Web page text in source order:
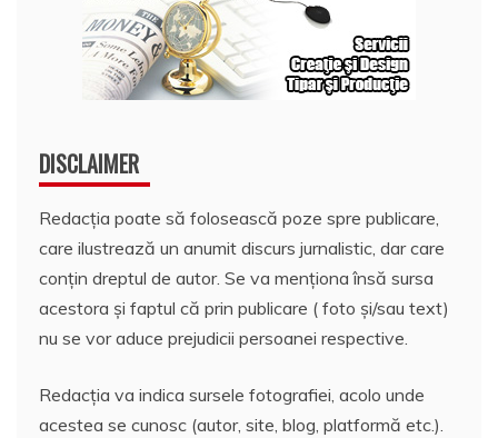
DISCLAIMER
Redacția poate să folosească poze spre publicare,
care ilustrează un anumit discurs jurnalistic, dar care
conțin dreptul de autor. Se va menționa însă sursa
acestora și faptul că prin publicare ( foto și/sau text)
nu se vor aduce prejudicii persoanei respective.
Redacția va indica sursele fotografiei, acolo unde
acestea se cunosc (autor, site, blog, platformă etc.).